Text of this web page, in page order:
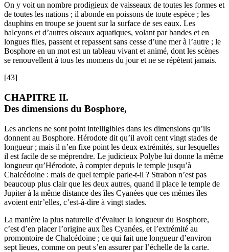
On y voit un nombre prodigieux de vaisseaux de toutes les formes et
de toutes les nations ; il abonde en poissons de toute espèce ; les
dauphins en troupe se jouent sur la surface de ses eaux. Les
halcyons et d’autres oiseaux aquatiques, volant par bandes et en
longues files, passent et repassent sans cesse d’une mer à l’autre ; le
Bosphore en un mot est un tableau vivant et animé, dont les scènes
se renouvellent à tous les momens du jour et ne se répètent jamais.
[43]
CHAPITRE II.
Des dimensions du Bosphore,
Les anciens ne sont point intelligibles dans les dimensions qu’ils
donnent au Bosphore. Hérodote dit qu’il avoit cent vingt stades de
longueur ; mais il n’en fixe point les deux extrémités, sur lesquelles
il est facile de se méprendre. Le judicieux Polybe lui donne la même
longueur qu’Hérodote, à compter depuis le temple jusqu’à
Chalcédoine : mais de quel temple parle-t-il ? Strabon n’est pas
beaucoup plus clair que les deux autres, quand il place le temple de
Jupiter à la même distance des îles Cyanées que ces mêmes îles
avoient entr’elles, c’est-à-dire à vingt stades.
La manière la plus naturelle d’évaluer la longueur du Bosphore,
c’est d’en placer l’origine aux îles Cyanées, et l’extrémité au
promontoire de Chalcédoine ; ce qui fait une longueur d’environ
sept lieues, comme on peut s’en assurer par l’échelle de la carte.